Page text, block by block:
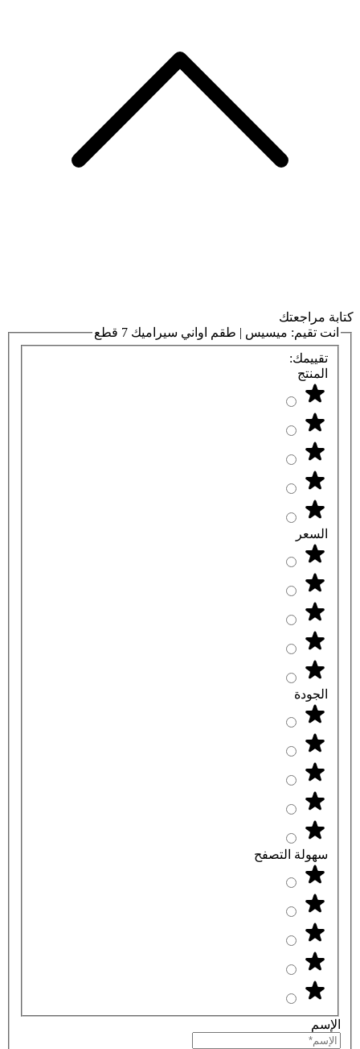
كتابة مراجعتك
انت تقيم: ميسيس | طقم اواني سيراميك 7 قطع
تقييمك:
المنتج
السعر
الجودة
سهولة التصفح
الإسم